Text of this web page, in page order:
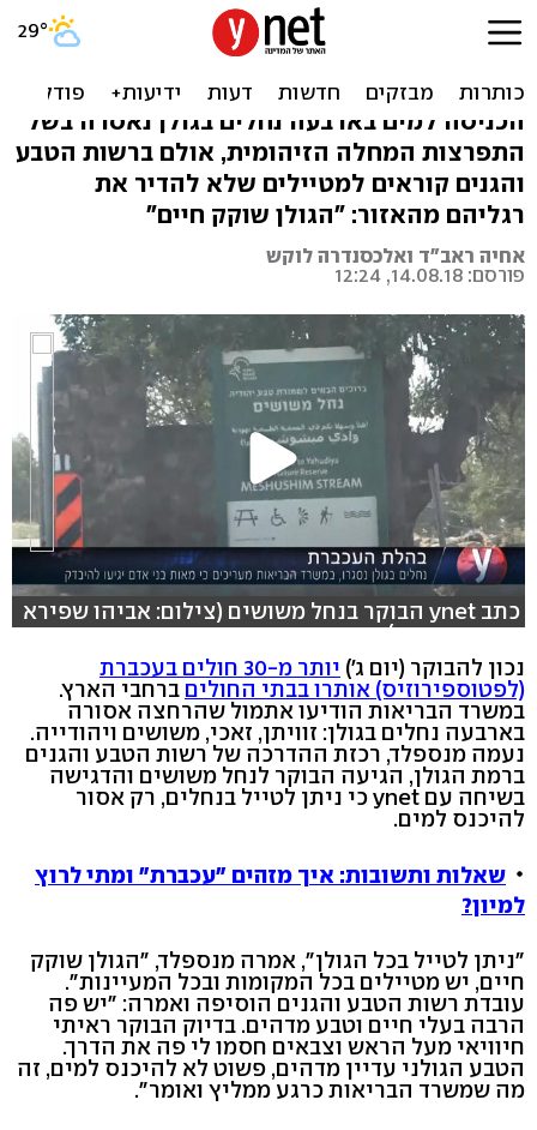
התפרצות העכברת: "בואו
לטייל, רק לא להיכנס למים"
הכניסה למים בארבעה נחלים בגולן נאסרה בשל
התפרצות המחלה הזיהומית, אולם ברשות הטבע
והגנים קוראים למטיילים שלא להדיר את
רגליהם מהאזור: "הגולן שוקק חיים"
אחיה ראב"ד ואלכסנדרה לוקש
פורסם: 14.08.18, 12:24
כתב ynet הבוקר בנחל משושים (צילום: אביהו שפירא
אורי דוידוביץ)
נכון להבוקר (יום ג')
יותר מ-30 חולים בעכברת
(לפטוספירוזיס) אותרו בבתי החולים ברחבי הארץ.
במשרד הבריאות הודיעו אתמול שהרחצה אסורה
בארבעה נחלים בגולן: זוויתן, זאכי, משושים ויהודייה.
נעמה מנספלד, רכזת ההדרכה של רשות הטבע והגנים
ברמת הגולן, הגיעה הבוקר לנחל משושים והדגישה
בשיחה עם ynet כי ניתן לטייל בנחלים, רק אסור
להיכנס למים.
שאלות ותשובות: איך מזהים "עכברת" ומתי לרוץ
למיון?
"ניתן לטייל בכל הגולן", אמרה מנספלד, "הגולן שוקק
חיים, יש מטיילים בכל המקומות ובכל המעיינות".
עובדת רשות הטבע והגנים הוסיפה ואמרה: "יש פה
הרבה בעלי חיים וטבע מדהים. בדיוק הבוקר ראיתי
חיוויאי מעל הראש וצבאים חסמו לי פה את הדרך.
הטבע הגולני עדיין מדהים, פשוט לא להיכנס למים, זה
מה שמשרד הבריאות כרגע ממליץ ואומר".